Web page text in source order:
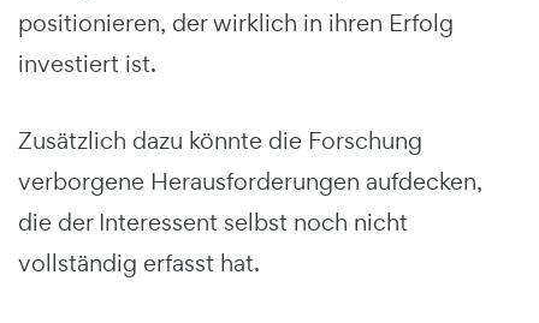
positionieren, der wirklich in ihren Erfolg
investiert ist.
Zusätzlich dazu könnte die Forschung
verborgene Herausforderungen aufdecken,
die der Interessent selbst noch nicht
vollständig erfasst hat.